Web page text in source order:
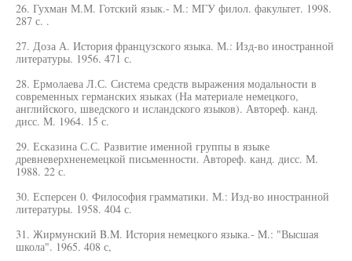
26. Гухман М.М. Готский язык.- М.: МГУ филол. факультет. 1998.
287 с. .
27. Доза А. История французского языка. М.: Изд-во иностранной
литературы. 1956. 471 с.
28. Ермолаева Л.С. Система средств выражения модальности в
современных германских языках (На материале немецкого,
английского, шведского и исландского языков). Автореф. канд.
дисс. М. 1964. 15 с.
29. Есказина С.С. Развитие именной группы в языке
древневерхненемецкой письменности. Автореф. канд. дисс. М.
1988. 22 с.
30. Есперсен 0. Философия грамматики. М.: Изд-во иностранной
литературы. 1958. 404 с.
31. Жирмунский B.M. История немецкого языка.- M.: "Высшая
школа". 1965. 408 с,